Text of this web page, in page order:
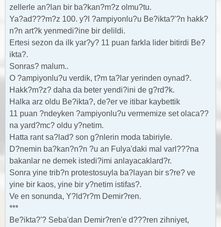
zellerle an?lan bir ba?kan?m?z olmu?tu.
Ya?ad???m?z 100. y?l ?ampiyonlu?u Be?ikta?'?n hakk?
n?n art?k yenmedi?ine bir delildi.
Ertesi sezon da ilk yar?y? 11 puan farkla lider bitirdi Be?
ikta?.
Sonras? malum..
O ?ampiyonlu?u verdik, t?m ta?lar yerinden oynad?.
Hakk?m?z? daha da beter yendi?ini de g?rd?k.
Halka arz oldu Be?ikta?, de?er ve itibar kaybettik
11 puan ?ndeyken ?ampiyonlu?u vermemize set olaca??
na yard?mc? oldu y?netim.
Hatta rant sa?lad? son g?nlerin moda tabiriyle.
D?nemin ba?kan?n?n ?u an Fulya'daki mal varl???na
bakanlar ne demek istedi?imi anlayacaklard?r.
Sonra yine trib?n protestosuyla ba?layan bir s?re? ve
yine bir kaos, yine bir y?netim istifas?.
Ve en sonunda, Y?ld?r?m Demir?ren.
***
Be?ikta?'? Seba'dan Demir?ren'e d???ren zihniyet,